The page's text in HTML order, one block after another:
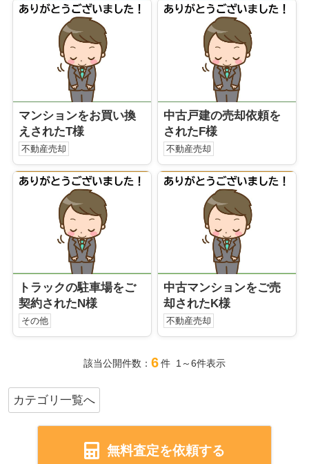
マンションをお買い換
えされたT様
不動産売却
中古戸建の売却依頼を
されたF様
不動産売却
トラックの駐車場をご
契約されたN様
その他
中古マンションをご売
却されたK様
不動産売却
該当公開件数： 6件 1～6件表示
カテゴリ一覧へ
無料査定を依頼する